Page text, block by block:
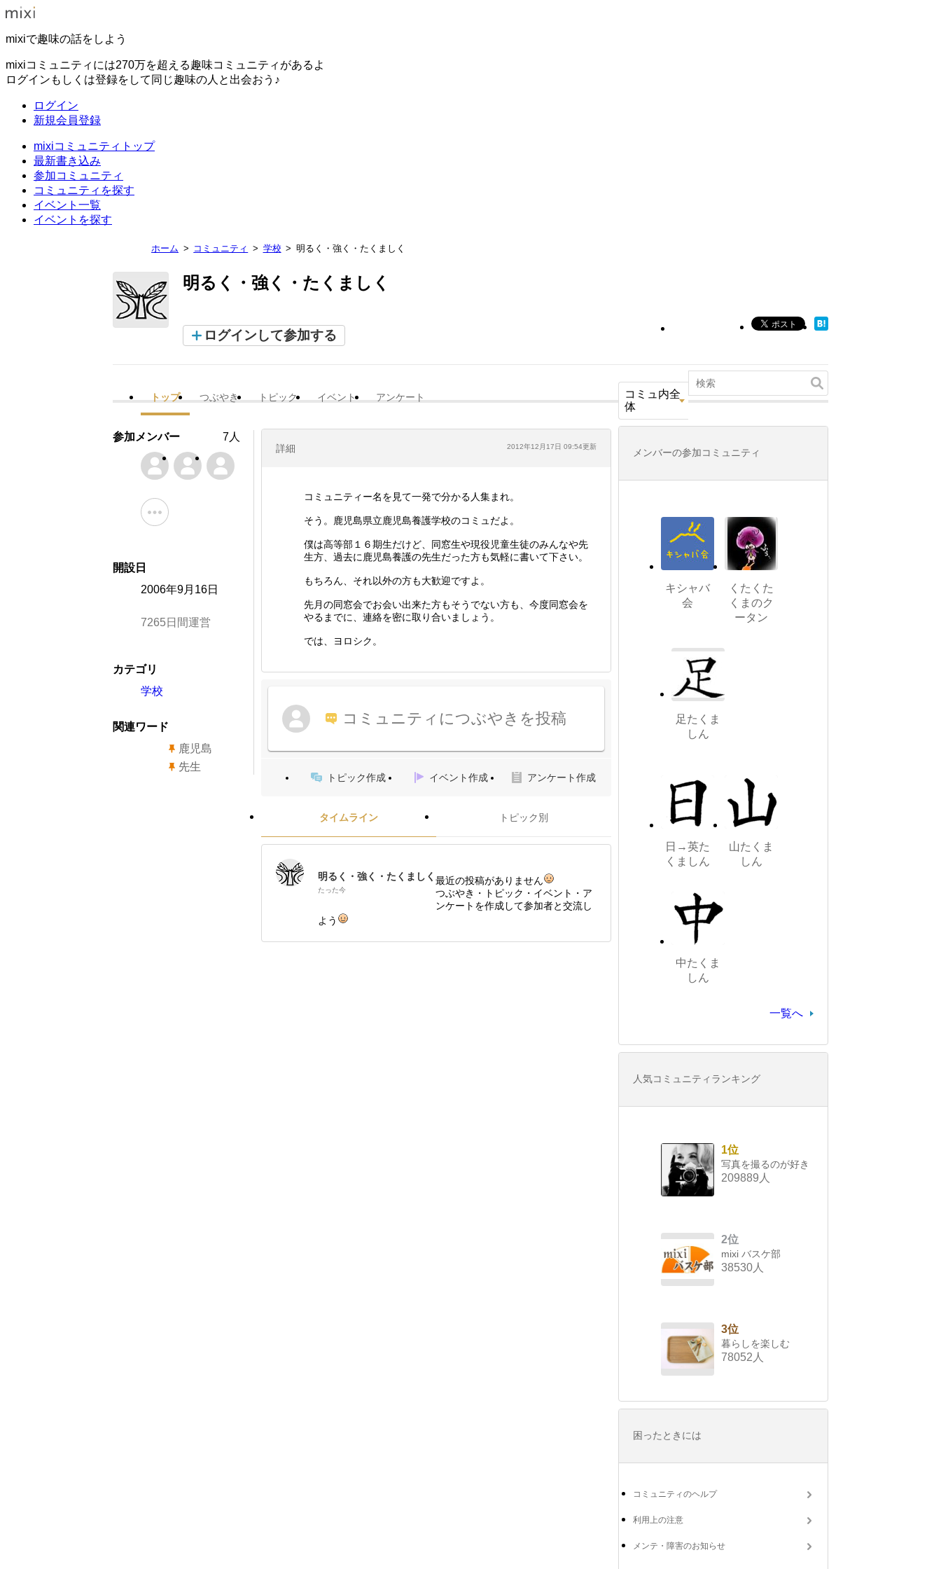
mixiで趣味の話をしよう
mixiコミュニティには270万を超える趣味コミュニティがあるよ
ログインもしくは登録をして同じ趣味の人と出会おう♪
ログイン
新規会員登録
mixiコミュニティトップ
最新書き込み
参加コミュニティ
コミュニティを探す
イベント一覧
イベントを探す
ホーム コミュニティ 学校 明るく・強く・たくましく
明るく・強く・たくましく
ログインして参加する
トップ つぶやき トピック イベント アンケート
コミュ内全
体
詳細 2012年12月17日 09:54更新
コミュニティー名を見て一発で分かる人集まれ。
そう。鹿児島県立鹿児島養護学校のコミュだよ。
僕は高等部１６期生だけど、同窓生や現役児童生徒のみんなや先
生方、過去に鹿児島養護の先生だった方も気軽に書いて下さい。
もちろん、それ以外の方も大歓迎ですよ。
先月の同窓会でお会い出来た方もそうでない方も、今度同窓会を
やるまでに、連絡を密に取り合いましょう。
では、ヨロシク。
コミュニティにつぶやきを投稿
トピック作成 イベント作成 アンケート作成
タイムライン トピック別
明るく・強く・たくましく
たった今
最近の投稿がありません
つぶやき・トピック・イベント・ア
ンケートを作成して参加者と交流し
よう
参加メンバー 7人
開設日
2006年9月16日
7265日間運営
カテゴリ
学校
関連ワード
鹿児島
先生
メンバーの参加コミュニティ
キシャバ
会
くたくた
くまのク
ータン
足たくま
しん
日→英た
くましん
山たくま
しん
中たくま
しん
一覧へ
人気コミュニティランキング
1位
写真を撮るのが好き
209889人
2位
mixi バスケ部
38530人
3位
暮らしを楽しむ
78052人
困ったときには
コミュニティのヘルプ
利用上の注意
メンテ・障害のお知らせ